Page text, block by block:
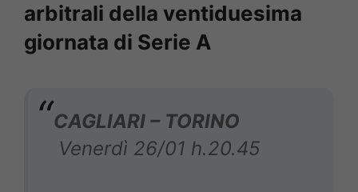
arbitrali della ventiduesima
giornata di Serie A
CAGLIARI – TORINO
Venerdì 26/01 h.20.45